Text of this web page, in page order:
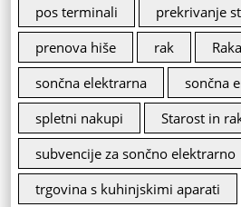
pos terminali
prekrivanje
prenova hiše
rak
sončna elektrarna
sončna
spletni nakupi
Starost in
subvencije za sončno elektrarno
trgovina s kuhinjskimi aparati